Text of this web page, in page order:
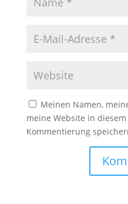
Meinen Namen,
meine Website in
Kommentierung